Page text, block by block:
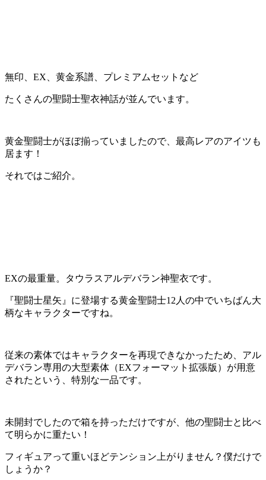
無印、EX、黄金系譜、プレミアムセットなど
たくさんの聖闘士聖衣神話が並んでいます。
黄金聖闘士がほぼ揃っていましたので、最高レアのアイツも
居ます！
それではご紹介。
EXの最重量。タウラスアルデバラン神聖衣です。
『聖闘士星矢』に登場する黄金聖闘士12人の中でいちばん大
柄なキャラクターですね。
従来の素体ではキャラクターを再現できなかったため、アル
デバラン専用の大型素体（EXフォーマット拡張版）が用意
されたという、特別な一品です。
未開封でしたので箱を持っただけですが、他の聖闘士と比べ
て明らかに重たい！
フィギュアって重いほどテンション上がりません？僕だけで
しょうか？